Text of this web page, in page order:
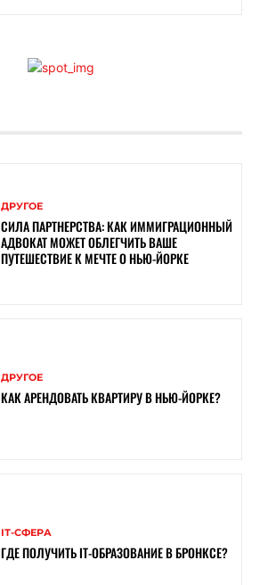
ДРУГОЕ
СИЛА ПАРТНЕРСТВА: КАК ИММИГРАЦИОННЫЙ
АДВОКАТ МОЖЕТ ОБЛЕГЧИТЬ ВАШЕ
ПУТЕШЕСТВИЕ К МЕЧТЕ О НЬЮ-ЙОРКЕ
ДРУГОЕ
КАК АРЕНДОВАТЬ КВАРТИРУ В НЬЮ-ЙОРКЕ?
ІТ-СФЕРА
ГДЕ ПОЛУЧИТЬ IT-ОБРАЗОВАНИЕ В БРОНКСЕ?